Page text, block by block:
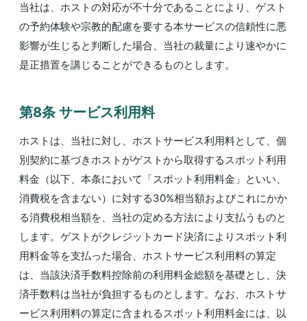
当社は、ホストの対応が不十分であることにより、ゲスト
の予約体験や宗教的配慮を要する本サービスの信頼性に悪
影響が生じると判断した場合、当社の裁量により速やかに
是正措置を講じることができるものとします。
第8条 サービス利⽤料
ホストは、当社に対し、ホストサービス利用料として、個
別契約に基づきホストがゲストから取得するスポット利用
料金（以下、本条において「スポット利用料金」といい、
消費税を含まない）に対する30%相当額およびこれにかか
る消費税相当額を、当社の定める方法により支払うものと
します。ゲストがクレジットカード決済によりスポット利
用料金等を支払った場合、ホストサービス利用料の算定
は、当該決済手数料控除前の利用料金総額を基礎とし、決
済手数料は当社が負担するものとします。なお、ホストサ
ービス利用料の算定に含まれるスポット利用料金には、以